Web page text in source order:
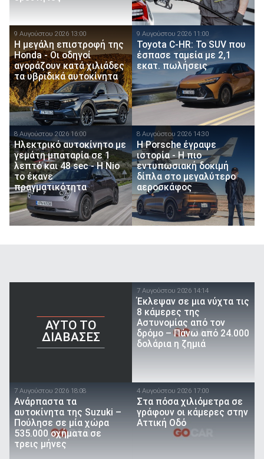
9 Αυγούστου 2026 13:00
Η μεγάλη επιστροφή της
Honda - Οι οδηγοί
αγοράζουν κατά χιλιάδες
τα υβριδικά αυτοκίνητα
9 Αυγούστου 2026 11:00
Toyota C-HR: Το SUV που
έσπασε ταμεία με 2,1
εκατ. πωλήσεις
8 Αυγούστου 2026 16:00
Ηλεκτρικό αυτοκίνητο με
γεμάτη μπαταρία σε 1
λεπτό και 48 sec - Η Nio
το έκανε
πραγματικότητα
8 Αυγούστου 2026 14:30
H Porsche έγραψε
ιστορία - H πιο
εντυπωσιακή δοκιμή
δίπλα στο μεγαλύτερο
αεροσκάφος
AYTO TO
ΔΙΑΒΑΣΕΣ
7 Αυγούστου 2026 14:14
Έκλεψαν σε μια νύχτα τις
8 κάμερες της
Αστυνομίας από τον
δρόμο – Πάνω από 24.000
δολάρια η ζημιά
7 Αυγούστου 2026 18:08
Ανάρπαστα τα
αυτοκίνητα της Suzuki –
Πούλησε σε μία χώρα
535.000 οχήματα σε
τρεις μήνες
4 Αυγούστου 2026 17:00
Στα πόσα χιλιόμετρα σε
γράφουν οι κάμερες στην
Αττική Οδό